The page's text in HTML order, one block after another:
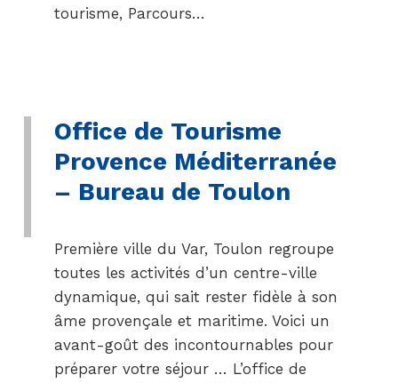
tourisme, Parcours…
Office de Tourisme
Provence Méditerranée
– Bureau de Toulon
Première ville du Var, Toulon regroupe
toutes les activités d’un centre-ville
dynamique, qui sait rester fidèle à son
âme provençale et maritime. Voici un
avant-goût des incontournables pour
préparer votre séjour … L’office de